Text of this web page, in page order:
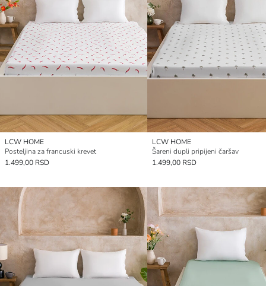
LCW HOME
Posteljina za francuski krevet
1.499,00 RSD
LCW HOME
Šareni dupli pripijeni čaršav
1.499,00 RSD